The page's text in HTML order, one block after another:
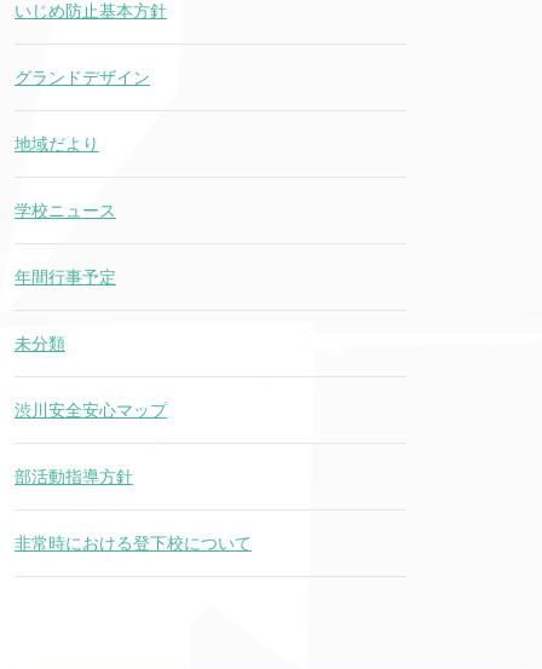
いじめ防止基本方針
グランドデザイン
地域だより
学校ニュース
年間行事予定
未分類
渋川安全安心マップ
部活動指導方針
非常時における登下校について